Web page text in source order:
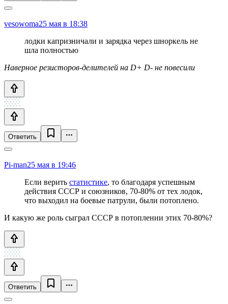
vesowoma25 мая в 18:38
лодки капризничали и зарядка через шноркель не
шла полностью
Наверное резисторов-делителей на D+ D- не повесили
Ответить
Pi-man25 мая в 19:46
Если верить статистике, то благодаря успешным
действия СССР и союзников, 70-80% от тех лодок,
что выходил на боевые патрули, были потоплено.
И какую же роль сыграл СССР в потоплении этих 70-80%?
Ответить